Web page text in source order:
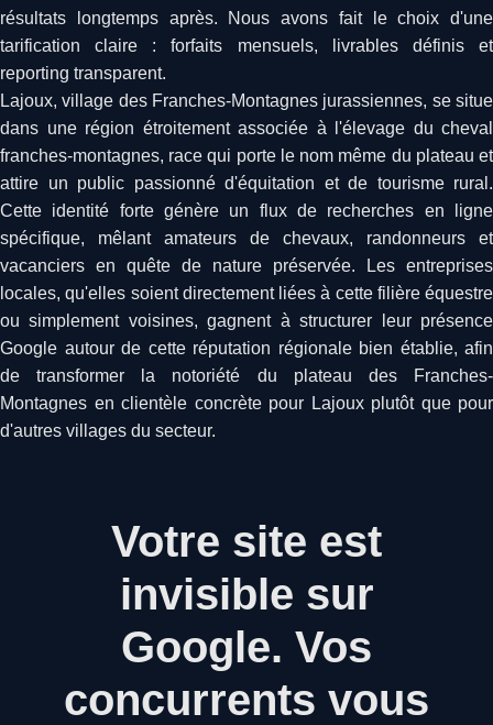
résultats longtemps après. Nous avons fait le choix d'une
tarification claire : forfaits mensuels, livrables définis et
reporting transparent.
Lajoux, village des Franches-Montagnes jurassiennes, se situe
dans une région étroitement associée à l'élevage du cheval
franches-montagnes, race qui porte le nom même du plateau et
attire un public passionné d'équitation et de tourisme rural.
Cette identité forte génère un flux de recherches en ligne
spécifique, mêlant amateurs de chevaux, randonneurs et
vacanciers en quête de nature préservée. Les entreprises
locales, qu'elles soient directement liées à cette filière équestre
ou simplement voisines, gagnent à structurer leur présence
Google autour de cette réputation régionale bien établie, afin
de transformer la notoriété du plateau des Franches-
Montagnes en clientèle concrète pour Lajoux plutôt que pour
d'autres villages du secteur.
Votre site est
invisible sur
Google. Vos
concurrents vous